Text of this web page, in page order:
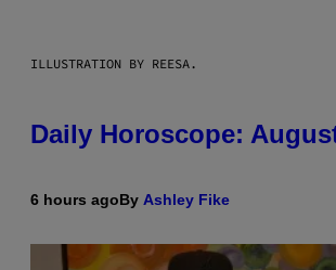
ILLUSTRATION BY REESA.
Daily Horoscope:
6 hours agoBy Ashley Fike